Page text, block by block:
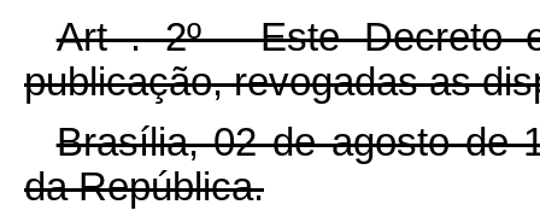
Art . 2º - Este Decreto
publicação, revogadas as
Brasília, 02 de agosto de
da República.